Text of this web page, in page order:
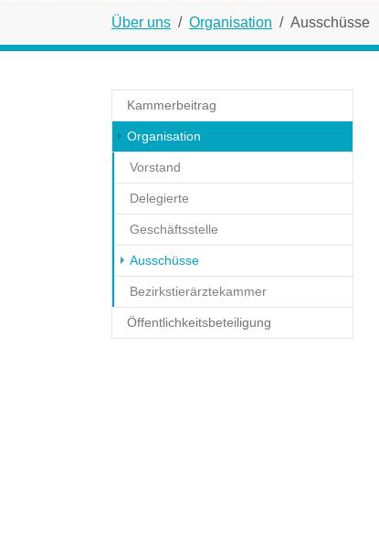
Sie sind hier:
Über uns Organisation Ausschüsse
Kammerbeitrag
Organisation
Vorstand
Delegierte
Geschäftsstelle
Ausschüsse(current)
Bezirkstierärztekammer
Öffentlichkeitsbeteiligung